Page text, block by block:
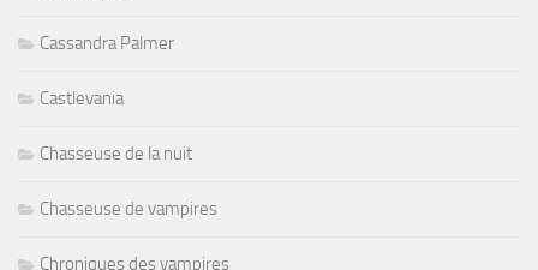
Cassandra Palmer
Castlevania
Chasseuse de la nuit
Chasseuse de vampires
Chroniques des vampires